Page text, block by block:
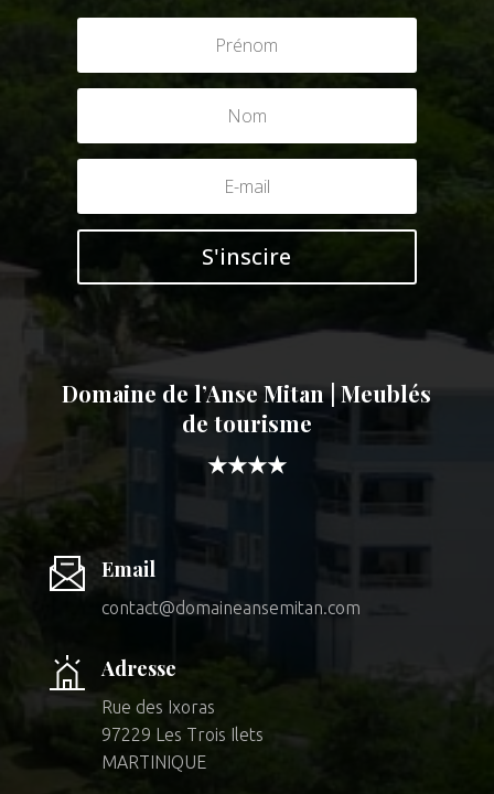
S'inscire
Domaine de l’Anse Mitan | Meublés
de tourisme
★★★★
Email
contact@domaineansemitan.com
Adresse
Rue des Ixoras
97229 Les Trois Ilets
MARTINIQUE